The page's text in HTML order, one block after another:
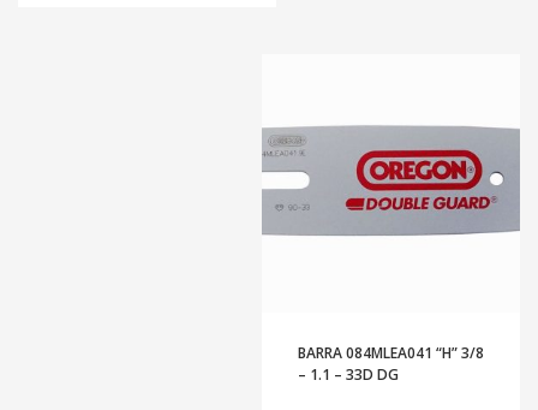
BARRA 084MLEA041 “H” 3/8
– 1.1 – 33D DG